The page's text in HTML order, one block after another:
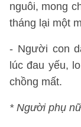
nguôi, mong
tháng lại một
- Người con
lúc đau yếu,
chồng mất.
* Người phụ